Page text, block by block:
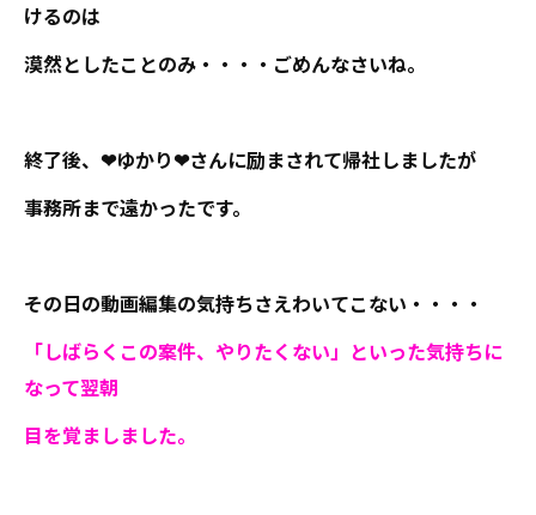
けるのは
漠然としたことのみ・・・・ごめんなさいね。
終了後、❤ゆかり❤さんに励まされて帰社しましたが
事務所まで遠かったです。
その日の動画編集の気持ちさえわいてこない・・・・
「しばらくこの案件、やりたくない」といった気持ちに
なって翌朝
目を覚ましました。